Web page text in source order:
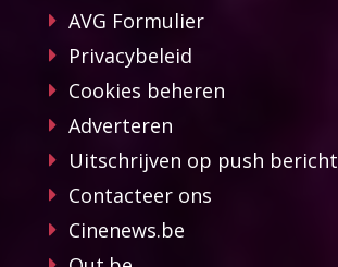
AVG Formulier
Privacybeleid
Cookies beheren
Adverteren
Uitschrijven op push
Contacteer ons
Cinenews.be